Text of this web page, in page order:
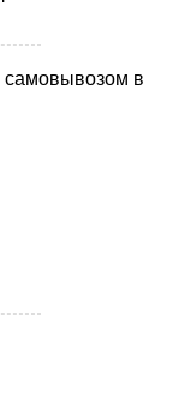
самовывозом в